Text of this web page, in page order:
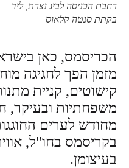
רחבת הכניסה לביג נצרת, ליד
בקתת סנטה קלאוס
הכריסמס, כאן
מזמן הפך לחגיגה
קישוטים, קניית
משפחתיות ובעיקר,
מחודש לערים
בקריסמס בחו"ל,
בעיצומן.